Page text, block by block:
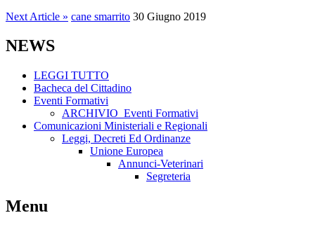
Next Article » cane smarrito⁩ 30 Giugno 2019
NEWS
LEGGI TUTTO
Bacheca del Cittadino
Eventi Formativi
ARCHIVIO_Eventi Formativi
Comunicazioni Ministeriali e Regionali
Leggi, Decreti Ed Ordinanze
Unione Europea
Annunci-Veterinari
Segreteria
Menu